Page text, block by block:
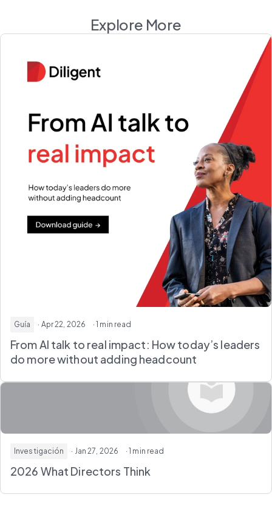
Explore More
Guía · Apr 22, 2026 · 1 min read
From AI talk to real impact: How today’s leaders
do more without adding headcount
Investigación · Jan 27, 2026 · 1 min read
2026 What Directors Think